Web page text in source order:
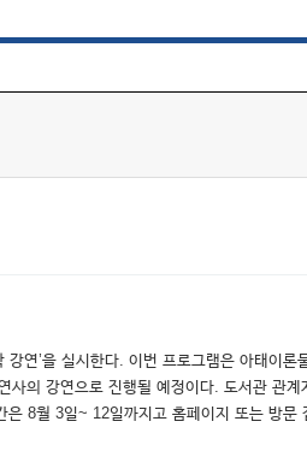
연’을 실시한다. 이번 프로그램은 아태이론
의 강연으로 진행될 예정이다. 도서관 관계
8월 3일~ 12일까지고 홈페이지 또는 방문